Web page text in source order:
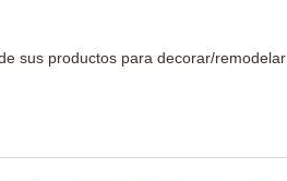
sus productos para decorar/remodelar